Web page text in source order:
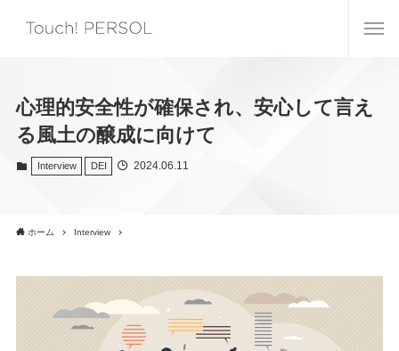
心理的安全性が確保され、安心して言え
る風土の醸成に向けて
Interview DEI 2024.06.11
ホーム Interview